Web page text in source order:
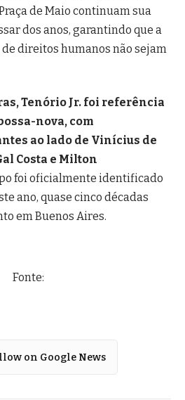
de Maio continuam sua
dos anos, garantindo que a
direitos humanos não sejam
Tenório Jr. foi referência
nova, com
ao lado de Vinícius de
Costa e Milton
foi oficialmente identificado
ano, quase cinco décadas
em Buenos Aires.
Fonte:
on Google News